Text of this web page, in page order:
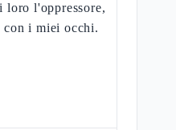
loro l'oppressore,
con i miei occhi.